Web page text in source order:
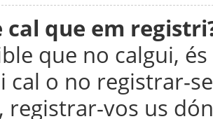
cal que em
que no calgui,
cal o no registrar-
registrar-vos us